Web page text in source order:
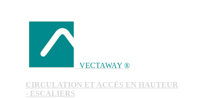
VECTAWAY ®
CIRCULATION ET ACCÈS EN HAUTEUR
- ESCALIERS